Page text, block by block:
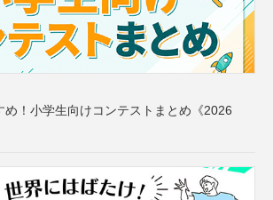
め！小学生向けコンテストまとめ《2026